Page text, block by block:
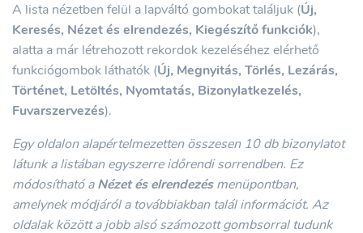
A lista nézetben felül a lapváltó gombokat találjuk (Új,
Keresés, Nézet és elrendezés, Kiegészítő funkciók),
alatta a már létrehozott rekordok kezeléséhez elérhető
funkciógombok láthatók (Új, Megnyitás, Törlés, Lezárás,
Történet, Letöltés, Nyomtatás, Bizonylatkezelés,
Fuvarszervezés).
Egy oldalon alapértelmezetten összesen 10 db bizonylatot
látunk a listában egyszerre időrendi sorrendben. Ez
módosítható aNézet és elrendezésmenüpontban,
amelynek módjáról a továbbiakban talál információt. Az
oldalak között a jobb alsó számozott gombsorral tudunk